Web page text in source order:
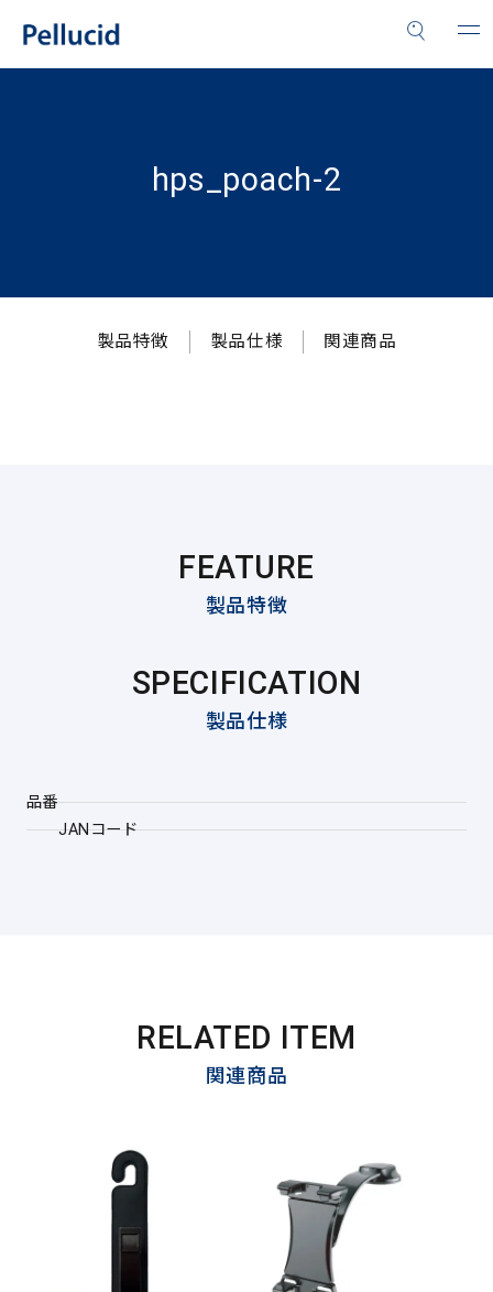
hps_poach-2
製品特徴 製品仕様 関連商品
FEATURE
製品特徴
SPECIFICATION
製品仕様
品番
JANコード
RELATED ITEM
関連商品